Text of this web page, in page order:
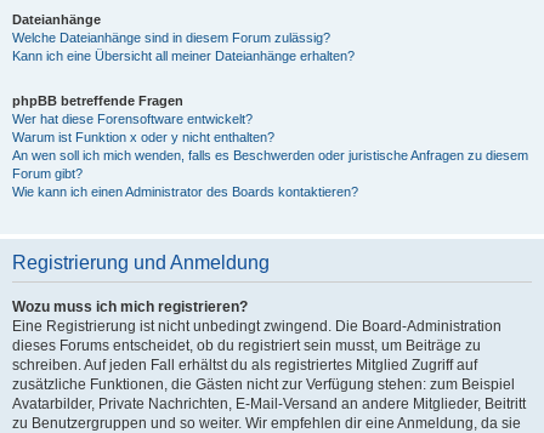
Dateianhänge
Welche Dateianhänge sind in diesem Forum zulässig?
Kann ich eine Übersicht all meiner Dateianhänge erhalten?
phpBB betreffende Fragen
Wer hat diese Forensoftware entwickelt?
Warum ist Funktion x oder y nicht enthalten?
An wen soll ich mich wenden, falls es Beschwerden oder juristische Anfragen zu diesem
Forum gibt?
Wie kann ich einen Administrator des Boards kontaktieren?
Registrierung und Anmeldung
Wozu muss ich mich registrieren?
Eine Registrierung ist nicht unbedingt zwingend. Die Board-Administration
dieses Forums entscheidet, ob du registriert sein musst, um Beiträge zu
schreiben. Auf jeden Fall erhältst du als registriertes Mitglied Zugriff auf
zusätzliche Funktionen, die Gästen nicht zur Verfügung stehen: zum Beispiel
Avatarbilder, Private Nachrichten, E-Mail-Versand an andere Mitglieder, Beitritt
zu Benutzergruppen und so weiter. Wir empfehlen dir eine Anmeldung, da sie